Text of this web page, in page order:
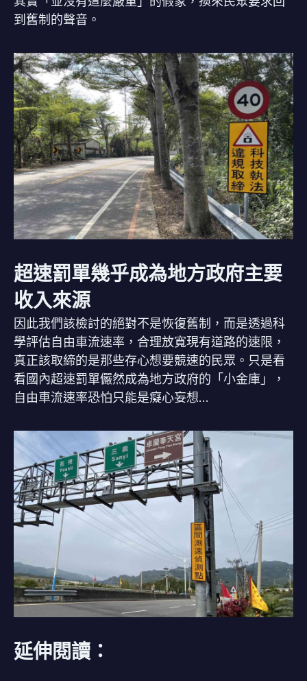
到舊制的聲音。
超速罰單幾乎成為地方政府主要
收入來源
因此我們該檢討的絕對不是恢復舊制，而是透過科
學評估自由車流速率，合理放寬現有道路的速限，
真正該取締的是那些存心想要競速的民眾。只是看
看國內超速罰單儼然成為地方政府的「小金庫」，
自由車流速率恐怕只能是癡心妄想…
延伸閱讀：